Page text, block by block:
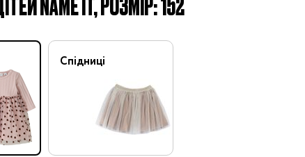
Спідниці